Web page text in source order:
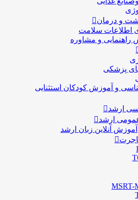
و درمان
اطلاعات سلامت
راهنمایی و مشاوره
پزشکی
و آموزش کودکان استثنایی
ارشد
ارشد
آموزش آنلاین زبان ارشد
MSRT-